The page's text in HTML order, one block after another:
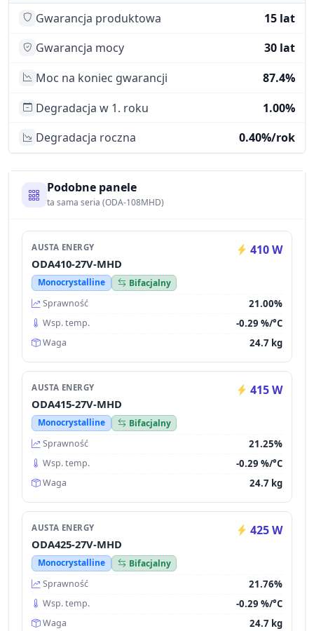
Gwarancja produktowa
15 lat
Gwarancja mocy
30 lat
Moc na koniec gwarancji
87.4%
Degradacja w 1. roku
1.00%
Degradacja roczna
0.40%/rok
Podobne panele
ta sama seria (ODA-108MHD)
AUSTA ENERGY 410 W
ODA410-27V-MHD
Monocrystalline
Bifacjalny
Sprawność
21.00%
Wsp. temp. -0.29 %/°C
Waga 24.7 kg
AUSTA ENERGY 415 W
ODA415-27V-MHD
Monocrystalline
Bifacjalny
Sprawność
21.25%
Wsp. temp. -0.29 %/°C
Waga 24.7 kg
AUSTA ENERGY 425 W
ODA425-27V-MHD
Monocrystalline
Bifacjalny
Sprawność
21.76%
Wsp. temp. -0.29 %/°C
Waga 24.7 kg